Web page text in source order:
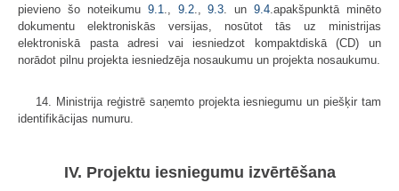
pievieno šo noteikumu 9.1 9.2.,9.3 . un9.4 .apakš­punktā minēto
dokumentu elektroniskās versijas, nosūtot tās uz ministrijas
elektroniskā pasta adresi vai iesniedzot kompaktdiskā (CD) un
norādot pilnu projekta iesniedzēja nosaukumu un projekta nosaukumu.
14. Ministrija reģistrē saņemto projekta iesniegumu un piešķir tam
identifikācijas numuru.
IV. Projektu iesniegumu izvērtēšana